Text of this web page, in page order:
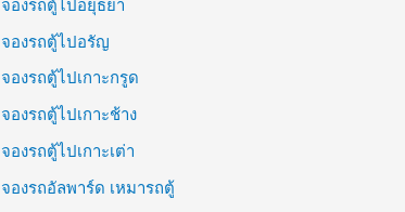
จองรถตู้ไปอยุธยา
จองรถตู้ไปอรัญ
จองรถตู้ไปเกาะกรูด
จองรถตู้ไปเกาะช้าง
จองรถตู้ไปเกาะเต่า
จองรถอัลพาร์ด เหมารถตู้